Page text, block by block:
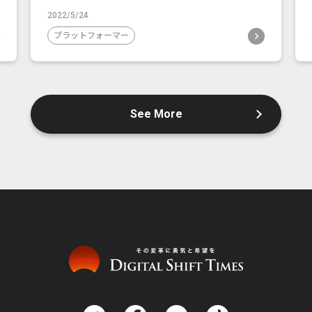
2022/5/24
プラットフォーマー
See More